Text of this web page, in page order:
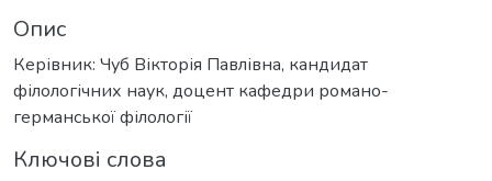
Опис
Керівник: Чуб Вікторія Павлівна, кандидат
філологічних наук, доцент кафедри романо-
германської філології
Ключові слова